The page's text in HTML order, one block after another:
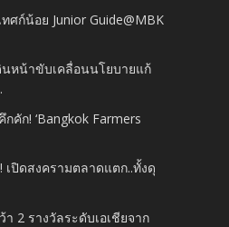
ศก์น้อย Junior Guide@MBK
นหน้าขับเคลื่อนนโยบายแก้
คัก! ‘Bangkok Farmers
เปิดสงครามตลาดแตก..ทั้งดุ
2 รางวัลระดับเอเชียจาก